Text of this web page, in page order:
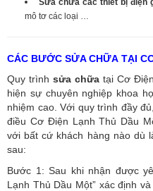
mô tơ các loại …
CÁC BƯỚC SỬA CHỮA TẠI
Quy trình sửa chữa tại Cơ
hiện sự chuyên nghiệp khoa
nhiệm cao. Với quy trình đầy
điều Cơ Điện Lạnh Thủ Dầu
với bất cứ khách hàng nào dù
sau:
Bước 1: Sau khi nhận được
Lạnh Thủ Dầu Một” xác định